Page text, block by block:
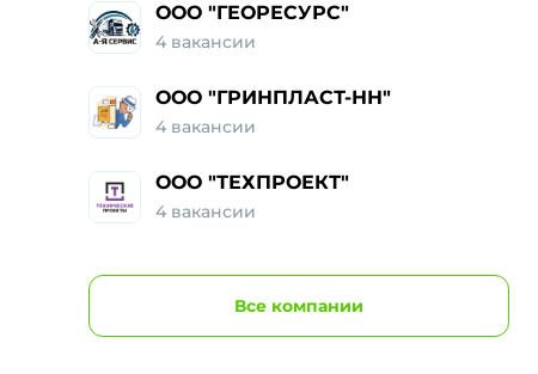
ООО "ГЕОРЕСУРС"
4 вакансии
ООО "ГРИНПЛАСТ-НН"
4 вакансии
ООО "ТЕХПРОЕКТ"
4 вакансии
Все компании